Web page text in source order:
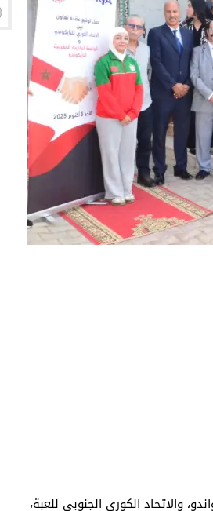
والاتحاد الكوري الجنوبي للعبة،